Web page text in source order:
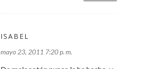
ISABEL
mayo 23, 2011 7:20 p. m.